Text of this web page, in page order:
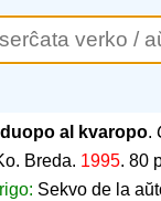
duopo al kvaropo.
Breda. 1995. 80
Sekvo de la